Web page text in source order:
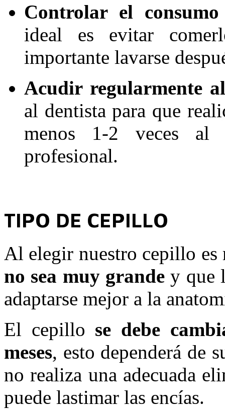
Controlar el
ideal es evitar
importante lavarse
Acudir regularmente
al dentista para que
menos 1-2 veces al
profesional.
TIPO DE CEPILLO
Al elegir nuestro cepillo
no sea muy grandey que
adaptarse mejor a la
El cepillo se debe
meses, esto dependerá de
no realiza una adecuada
puede lastimar las encías.